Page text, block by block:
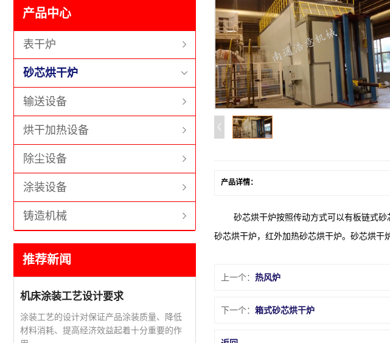
产品中心
表干炉
砂芯烘干炉
输送设备
烘干加热设备
除尘设备
涂装设备
铸造机械
推荐新闻
机床涂装工艺设计要求
涂装工艺的设计对保证产品涂装质量、降低
材料消耗、提高经济效益起着十分重要的作
产品详情：
砂芯烘干炉按照传动方式可以有板链式砂
砂芯烘干炉，红外加热砂芯烘干炉。砂芯烘干
上一个： 热风炉
下一个： 箱式砂芯烘干炉